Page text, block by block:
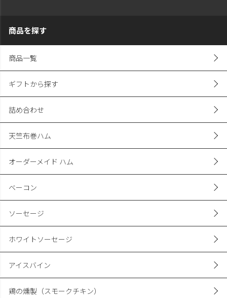
商品を探す
商品一覧
ギフトから探す
詰め合わせ
天竺布巻ハム
オーダーメイド ハム
ベーコン
ソーセージ
ホワイトソーセージ
アイスバイン
鶏の燻製（スモークチキン）